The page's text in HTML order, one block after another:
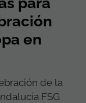
en
de la
FSG